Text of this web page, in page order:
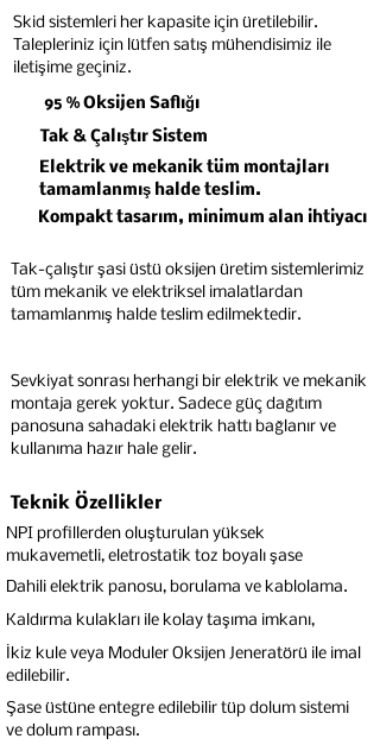
Skid sistemleri her kapasite için üretilebilir.
Talepleriniz için lütfen satış mühendisimiz ile
iletişime geçiniz.
95 % Oksijen Saflığı
Tak & Çalıştır Sistem
Elektrik ve mekanik tüm montajları
tamamlanmış halde teslim.
Kompakt tasarım, minimum alan ihtiyacı
Tak-çalıştır şasi üstü oksijen üretim sistemlerimiz
tüm mekanik ve elektriksel imalatlardan
tamamlanmış halde teslim edilmektedir.
Sevkiyat sonrası herhangi bir elektrik ve mekanik
montaja gerek yoktur. Sadece güç dağıtım
panosuna sahadaki elektrik hattı bağlanır ve
kullanıma hazır hale gelir.
Teknik Özellikler
NPI profillerden oluşturulan yüksek
mukavemetli, eletrostatik toz boyalı şase
Dahili elektrik panosu, borulama ve kablolama.
Kaldırma kulakları ile kolay taşıma imkanı,
İkiz kule veya Moduler Oksijen Jeneratörü ile imal
edilebilir.
Şase üstüne entegre edilebilir tüp dolum sistemi
ve dolum rampası.